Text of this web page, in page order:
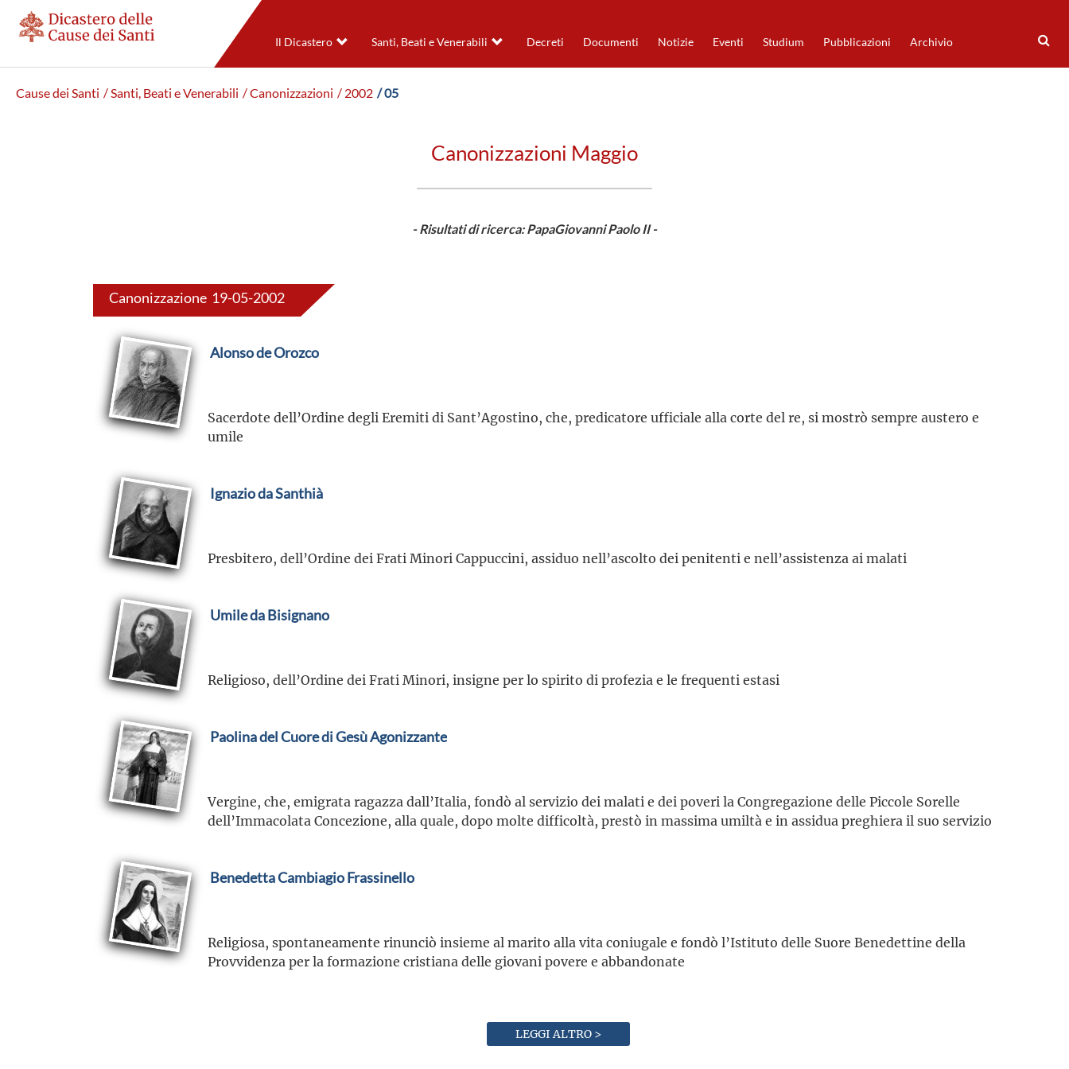
Il Dicastero Santi, Beati e Venerabili Decreti Documenti Notizie Eventi Studium Pubblicazioni Archivio
Cause dei Santi / Santi, Beati e Venerabili / Canonizzazioni / 2002 / 05
Canonizzazioni Maggio
- Risultati di ricerca: PapaGiovanni Paolo II -
Canonizzazione 19-05-2002
Alonso de Orozco
Sacerdote dell’Ordine degli Eremiti di Sant’Agostino, che, predicatore ufficiale alla corte del re, si mostrò sempre austero e
umile
Ignazio da Santhià
Presbitero, dell’Ordine dei Frati Minori Cappuccini, assiduo nell’ascolto dei penitenti e nell’assistenza ai malati
Umile da Bisignano
Religioso, dell’Ordine dei Frati Minori, insigne per lo spirito di profezia e le frequenti estasi
Paolina del Cuore di Gesù Agonizzante
Vergine, che, emigrata ragazza dall’Italia, fondò al servizio dei malati e dei poveri la Congregazione delle Piccole Sorelle
dell’Immacolata Concezione, alla quale, dopo molte difficoltà, prestò in massima umiltà e in assidua preghiera il suo servizio
Benedetta Cambiagio Frassinello
Religiosa, spontaneamente rinunciò insieme al marito alla vita coniugale e fondò l’Istituto delle Suore Benedettine della
Provvidenza per la formazione cristiana delle giovani povere e abbandonate
LEGGI ALTRO >